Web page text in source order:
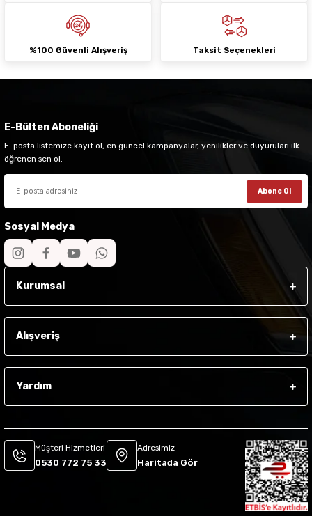
%100 Güvenli Alışveriş Taksit Seçenekleri
E-Bülten Aboneliği
E-posta listemize kayıt ol, en güncel kampanyalar, yenilikler ve duyuruları ilk
öğrenen sen ol.
Abone Ol
Sosyal Medya
Kurumsal
Alışveriş
Yardım
Müşteri Hizmetleri
0530 772 75 33
Adresimiz
Haritada Gör